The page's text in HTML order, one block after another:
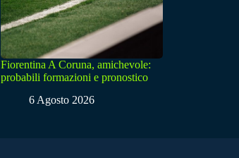
Fiorentina A Coruna, amichevole:
probabili formazioni e pronostico
6 Agosto 2026